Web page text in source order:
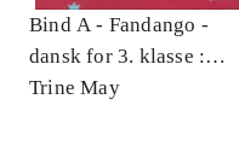
Bind A - Fandango -
dansk for 3. klasse :
grundbog -- Arbejdsbog.
Trine May